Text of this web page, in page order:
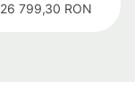
26 799,30 RON